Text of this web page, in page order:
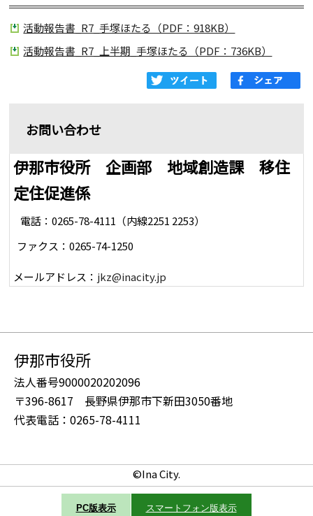
活動報告書_R7_手塚ほたる（PDF：918KB）
活動報告書_R7_上半期_手塚ほたる（PDF：736KB）
お問い合わせ
伊那市役所 企画部 地域創造課 移住
定住促進係
電話：0265-78-4111（内線2251 2253）
ファクス：0265-74-1250
メールアドレス： jkz@inacity.jp
伊那市役所
法人番号9000020202096
〒396-8617 長野県伊那市下新田3050番地
代表電話：0265-78-4111
©Ina City.
PC版表示 スマートフォン版表示